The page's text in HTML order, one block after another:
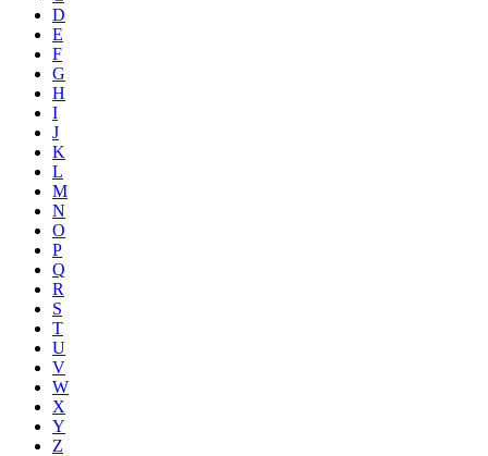
D
E
F
G
H
I
J
K
L
M
N
O
P
Q
R
S
T
U
V
W
X
Y
Z